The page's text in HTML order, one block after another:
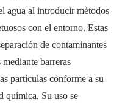
agua al introducir métodos
con el entorno. Estas
de contaminantes
barreras
partículas conforme a su
química. Su uso se